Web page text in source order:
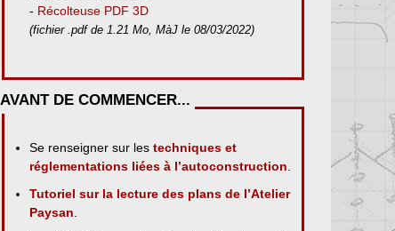
- Récolteuse PDF 3D
(fichier .pdf de 1.21 Mo, MàJ le 08/03/2022)
AVANT DE COMMENCER...
Se renseigner sur lestechniques et
réglementations liées à l’autoconstruction
Tutoriel sur la lecture des plans de l’Atelier
Paysan